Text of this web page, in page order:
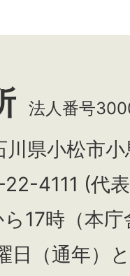
法人番号
県小松市小
4111 (代
17時（本
日（通年）と